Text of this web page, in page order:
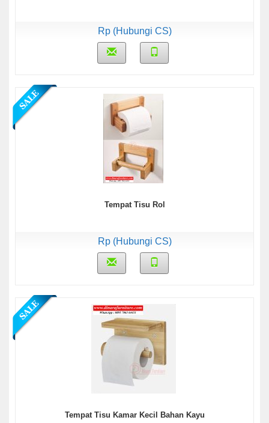
Rp (Hubungi CS)
Tempat Tisu Rol
Rp (Hubungi CS)
Tempat Tisu Kamar Kecil Bahan Kayu